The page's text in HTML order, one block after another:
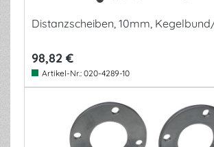
Distanzscheiben, 10mm,
98,82 €
Artikel-Nr.: 020-4289-10